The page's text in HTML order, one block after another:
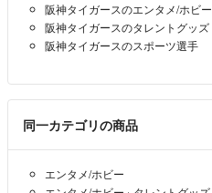
阪神タイガースのエンタメ/ホビー
阪神タイガースのタレントグッズ
阪神タイガースのスポーツ選手
同一カテゴリの商品
エンタメ/ホビー